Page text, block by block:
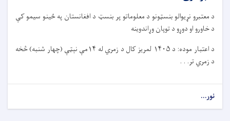
د معتبرو نړیوالو بنسټونو د معلوماتو پر بنسټ د افغانستان په ځینو سیمو کې
د خاورو او دوړو د توپان وړاندوینه
د اعتبار موده: د ۱۴۰۵ لمریز کال د زمري له ۱۴مې نېټې (چهار شنبه) څخه
د زمري تر. . .
نور...